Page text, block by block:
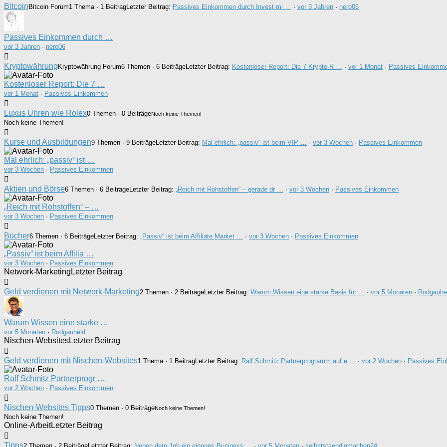
BitcoinBitcoin Forum1 Thema · 1 BeitragLetzter Beitrag: Passives Einkommen durch Invest mi … · vor 3 Jahren · nero06
Passives Einkommen durch …
vor 3 Jahren · nero06
KryptowährungKryptowährung Forum6 Themen · 6 BeiträgeLetzter Beitrag: Kostenloser Report: Die 7 Krypto-R … · vor 1 Monat · Passives
Kostenloser Report: Die 7 …
vor 1 Monat · Passives Einkommen
Luxus Uhren wie Rolex0 Themen · 0 BeiträgeNoch keine Themen!
Noch keine Themen!
Kurse und Ausbildungen9 Themen · 9 BeiträgeLetzter Beitrag: Mal ehrlich: „passiv“ ist beim VIP … · vor 3 Wochen · Passives Einkommen
Mal ehrlich: „passiv“ ist …
vor 3 Wochen · Passives Einkommen
Aktien und Börse6 Themen · 6 BeiträgeLetzter Beitrag: „Reich mit Rohstoffen“ – gerade dr … · vor 3 Wochen · Passives Einkommen
„Reich mit Rohstoffen“ – …
vor 3 Wochen · Passives Einkommen
Bücher6 Themen · 6 BeiträgeLetzter Beitrag: „Passiv“ ist beim Affiliate Market … · vor 3 Wochen · Passives Einkommen
„Passiv“ ist beim Affilia …
vor 3 Wochen · Passives Einkommen
Network-Marketing Letzter Beitrag
Geld verdienen mit Network-Marketing2 Themen · 2 BeiträgeLetzter Beitrag: Warum Wissen eine starke Basis für … · vor 5 Monaten ·
Warum Wissen eine starke …
vor 5 Monaten · Rodgauheld
Nischen-WebsitesLetzter Beitrag
Geld verdienen mit Nischen-Websites1 Thema · 1 BeitragLetzter Beitrag: Ralf Schmitz Partnerprogramm auf e … · vor 2 Wochen · Passives
Ralf Schmitz Partnerprogr …
vor 2 Wochen · Passives Einkommen
Nischen-Websites Tipps0 Themen · 0 BeiträgeNoch keine Themen!
Noch keine Themen!
Online-ArbeitLetzter Beitrag
Tipps2 Themen · 2 BeiträgeLetzter Beitrag: Neben dem Job ein eigenes Business … · vor 5 Monaten · selbststaendigmachen24